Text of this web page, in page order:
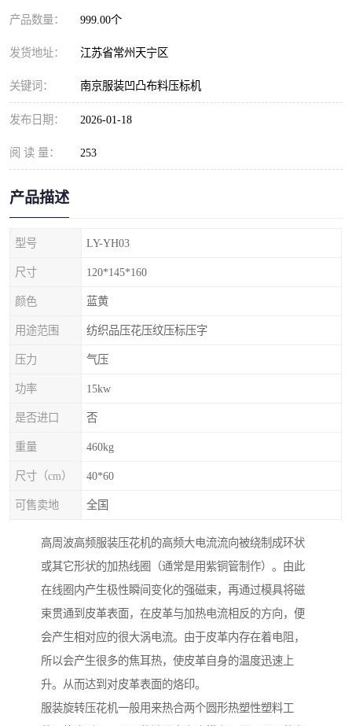
产品数量： 999.00个
发货地址： 江苏省常州天宁区
关键词： 南京服装凹凸布料压标机
发布日期： 2026-01-18
阅 读 量： 253
产品描述
型号 LY-YH03
尺寸 120*145*160
颜色 蓝黄
用途范围 纺织品压花压纹压标压字
压力 气压
功率 15kw
是否进口 否
重量 460kg
尺寸（cm） 40*60
可售卖地 全国
高周波高频服装压花机的高频大电流流向被绕制成环状
或其它形状的加热线圈（通常是用紫铜管制作）。由此
在线圈内产生极性瞬间变化的强磁束，再通过模具将磁
束贯通到皮革表面，在皮革与加热电流相反的方向，便
会产生相对应的很大涡电流。由于皮革内存在着电阻，
所以会产生很多的焦耳热，使皮革自身的温度迅速上
升。从而达到对皮革表面的烙印。
服装旋转压花机一般用来热合两个圆形热塑性塑料工